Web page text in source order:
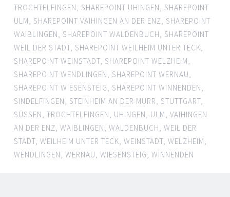
TROCHTELFINGEN, SHAREPOINT UHINGEN, SHAREPOINT
ULM, SHAREPOINT VAIHINGEN AN DER ENZ, SHAREPOINT
WAIBLINGEN, SHAREPOINT WALDENBUCH, SHAREPOINT
WEIL DER STADT, SHAREPOINT WEILHEIM UNTER TECK,
SHAREPOINT WEINSTADT, SHAREPOINT WELZHEIM,
SHAREPOINT WENDLINGEN, SHAREPOINT WERNAU,
SHAREPOINT WIESENSTEIG, SHAREPOINT WINNENDEN,
SINDELFINGEN, STEINHEIM AN DER MURR, STUTTGART,
SÜSSEN
, TROCHTELFINGEN, UHINGEN, ULM, VAIHINGEN
AN DER ENZ, WAIBLINGEN, WALDENBUCH, WEIL DER
STADT, WEILHEIM UNTER TECK, WEINSTADT, WELZHEIM,
WENDLINGEN, WERNAU, WIESENSTEIG, WINNENDEN